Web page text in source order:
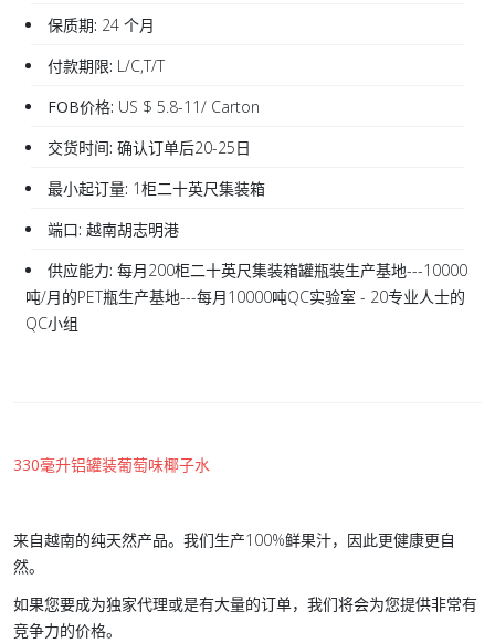
保质期: 24 个月
付款期限: L/C,T/T
FOB价格: US $ 5.8-11/ Carton
交货时间: 确认订单后20-25日
最小起订量: 1柜二十英尺集装箱
端口: 越南胡志明港
供应能力: 每月200柜二十英尺集装箱罐瓶装生产基地---10000
吨/月的PET瓶生产基地---每月10000吨QC实验室 - 20专业人士的
QC小组
330毫升铝罐装葡萄味椰子水
来自越南的纯天然产品。我们生产100%鲜果汁，因此更健康更自
然。
如果您要成为独家代理或是有大量的订单，我们将会为您提供非常有
竞争力的价格。